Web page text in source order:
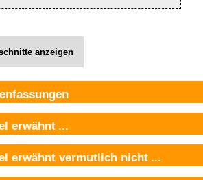
anzeigen
erwähnt ...
erwähnt vermutlich nicht ...